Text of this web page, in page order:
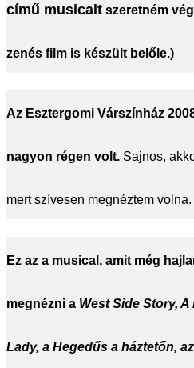
című musicalt szeretném
zenés film is készült belőle.)
Az Esztergomi Várszínház
nagyon régen volt. Sajnos,
mert szívesen megnéztem volna.
Ez az a musical, amit még
megnézni a West Side Story,
Lady, a Hegedűs a háztetőn,